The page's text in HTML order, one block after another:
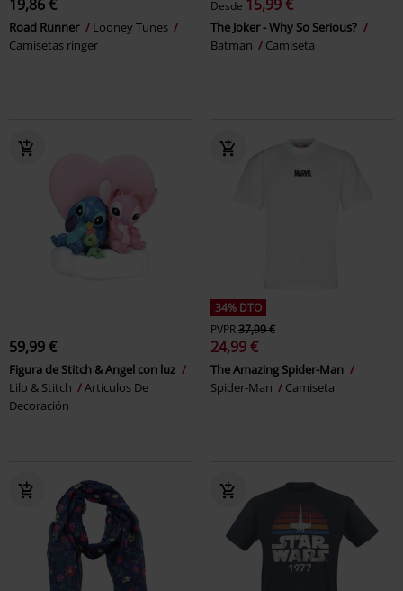
19,86 €
Road Runner
Looney Tunes
Camisetas ringer
Desde 15,99 €
The Joker - Why So Serious?
Batman
Camiseta
59,99 €
Figura de Stitch & Angel con luz
Lilo & Stitch
Artículos De
Decoración
34% DTO
PVPR37,99 €
24,99 €
The Amazing Spider-Man
Spider-Man
Camiseta